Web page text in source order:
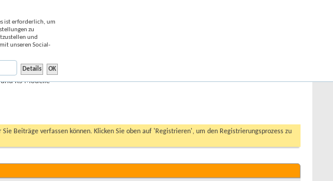
RS Modelle
Sie Beiträge verfassen können. Klicken Sie oben auf 'Registrieren', um den Registrierungsprozess zu
ist erforderlich, um
zu
und
unseren Social-